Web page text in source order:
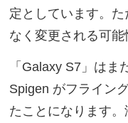
定としています。
なく変更される可能
「Galaxy S7」はま
Spigen がフライン
たことになります。